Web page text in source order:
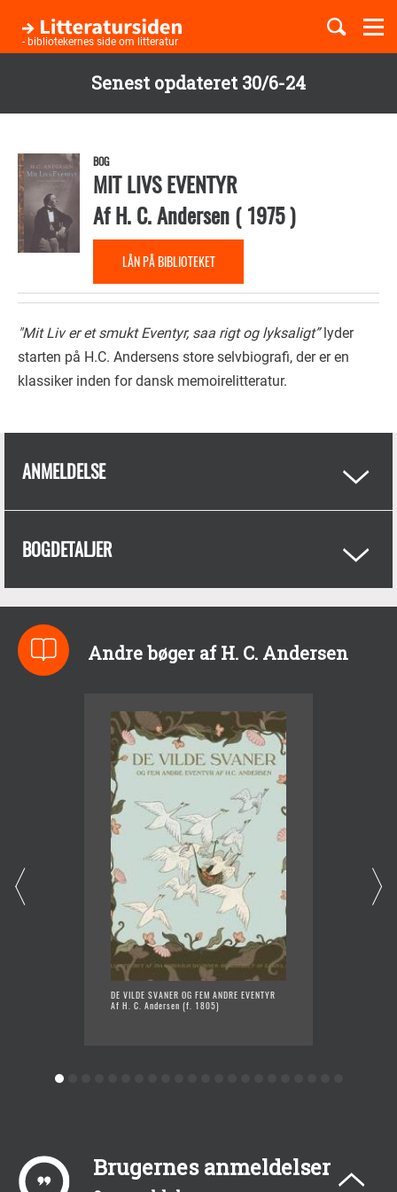
Senest opdateret 30/6-24
hovedindhold
- bibliotekernes side om litteratur
Børnebøger
Temaer
BOG
MIT LIVS EVENTYR
AfH. C. Andersen(1975)
LÅN PÅ BIBLIOTEKET
"Mit Liv er et smukt Eventyr, saa rigt og lyksaligt”lyder
starten på H.C. Andersens store selvbiografi, der er en
klassiker inden for dansk memoirelitteratur.
ANMELDELSE
BOGDETALJER
Andre bøger af H. C. Andersen
DE VILDE SVANER OG FEM ANDRE EVENTYR
Af H. C. Andersen (f. 1805)
Brugernes anmeldelser